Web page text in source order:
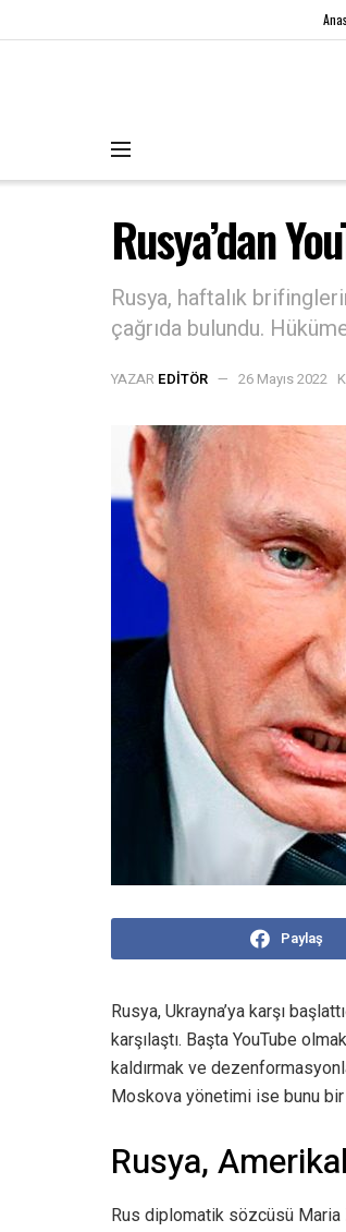
Rusya’dan
Rusya, haftalık
çağrıda bulundu.
YAZAR EDITÖR 26 Mayıs 2022
Paylaş
Rusya, Ukrayna’ya karşı
karşılaştı. Başta YouTube
kaldırmak ve
Moskova yönetimi ise bunu
Rusya,
Rus diplomatik sözcüsü Maria